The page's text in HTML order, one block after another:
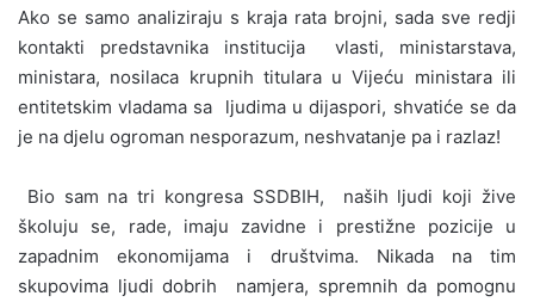
Ako se samo analiziraju s kraja rata brojni, sada sve redji
kontakti predstavnika institucija vlasti, ministarstava,
ministara, nosilaca krupnih titulara u Vijeću ministara ili
entitetskim vladama sa ljudima u dijaspori, shvatiće se da
je na djelu ogroman nesporazum, neshvatanje pa i razlaz!
Bio sam na tri kongresa SSDBIH, naših ljudi koji žive
školuju se, rade, imaju zavidne i prestižne pozicije u
zapadnim ekonomijama i društvima. Nikada na tim
skupovima ljudi dobrih namjera, spremnih da pomognu